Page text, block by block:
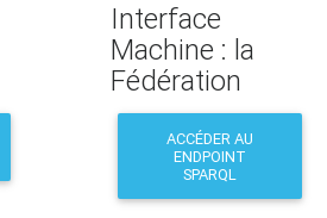
Interface
Machine : la
Fédération
ACCÉDER AU
ENDPOINT
SPARQL